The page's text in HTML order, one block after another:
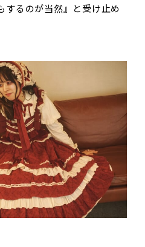
するのが当然』と受け止め